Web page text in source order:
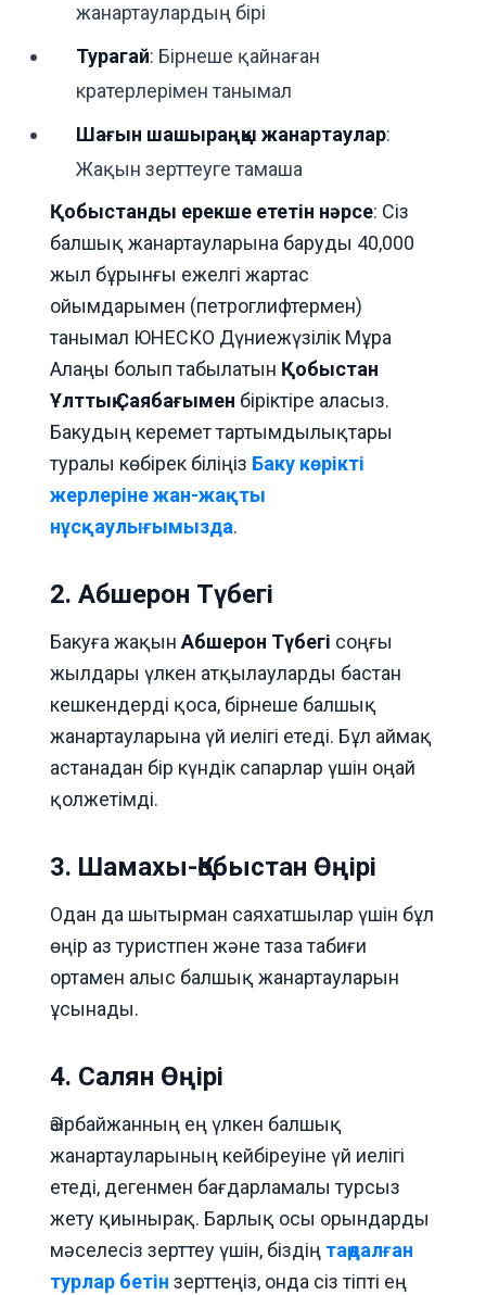
жанартаулардың бірі
Турагай: Бірнеше қайнаған
кратерлерімен танымал
Шағын шашыраңқы жанартаулар:
Жақын зерттеуге тамаша
Қобыстанды ерекше ететін нәрсе: Сіз
балшық жанартауларына баруды 40,000
жыл бұрынғы ежелгі жартас
ойымдарымен (петроглифтермен)
танымал ЮНЕСКО Дүниежүзілік Мұра
Алаңы болып табылатын Қобыстан
Ұлттық Саябағымен біріктіре аласыз.
Бакудың керемет тартымдылықтары
туралы көбірек біліңіз Баку көрікті
жерлеріне жан-жақты
нұсқаулығымызда.
2. Абшерон Түбегі
Бакуға жақын Абшерон Түбегі соңғы
жылдары үлкен атқылауларды бастан
кешкендерді қоса, бірнеше балшық
жанартауларына үй иелігі етеді. Бұл аймақ
астанадан бір күндік сапарлар үшін оңай
қолжетімді.
3. Шамахы-Қобыстан Өңірі
Одан да шытырман саяхатшылар үшін бұл
өңір аз туристпен және таза табиғи
ортамен алыс балшық жанартауларын
ұсынады.
4. Салян Өңірі
Әзірбайжанның ең үлкен балшық
жанартауларының кейбіреуіне үй иелігі
етеді, дегенмен бағдарламалы турсыз
жету қиынырақ. Барлық осы орындарды
мәселесіз зерттеу үшін, біздің таңдалған
турлар бетін зерттеңіз, онда сіз тіпті ең